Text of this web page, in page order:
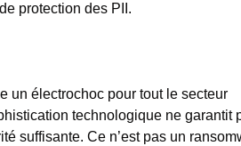
protection des PII.
un électrochoc pour tout le secteur
technologique ne garantit
suffisante. Ce n’est pas un